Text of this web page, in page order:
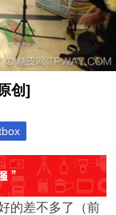
创]
的差不多了（前